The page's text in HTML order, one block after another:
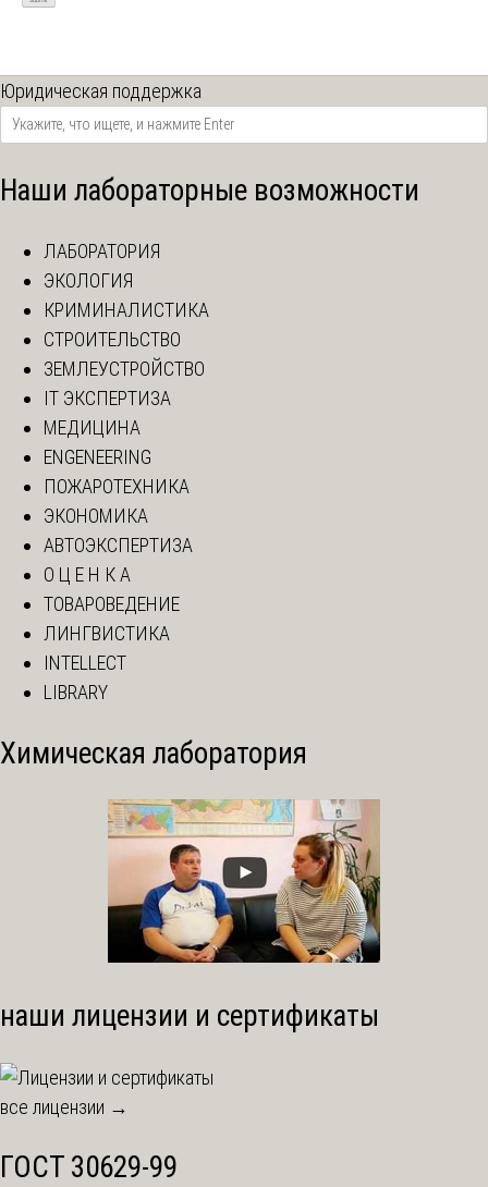
Юридическая поддержка
Наши лабораторные возможности
ЛАБОРАТОРИЯ
ЭКОЛОГИЯ
КРИМИНАЛИСТИКА
СТРОИТЕЛЬСТВО
ЗЕМЛЕУСТРОЙСТВО
IT ЭКСПЕРТИЗА
МЕДИЦИНА
ENGENEERING
ПОЖАРОТЕХНИКА
ЭКОНОМИКА
АВТОЭКСПЕРТИЗА
О Ц Е Н К А
ТОВАРОВЕДЕНИЕ
ЛИНГВИСТИКА
INTELLECT
LIBRARY
Химическая лаборатория
наши лицензии и сертификаты
все лицензии →
ГОСТ 30629-99